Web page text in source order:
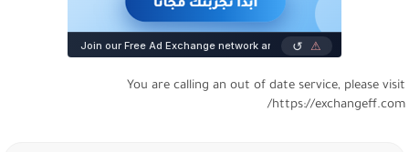
You are calling an out of date service, please visit
https://exchangeff.com/